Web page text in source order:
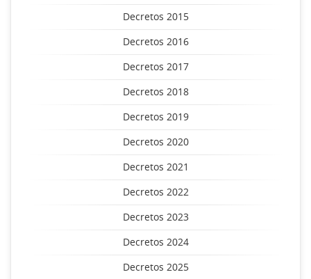
Decretos 2015
Decretos 2016
Decretos 2017
Decretos 2018
Decretos 2019
Decretos 2020
Decretos 2021
Decretos 2022
Decretos 2023
Decretos 2024
Decretos 2025